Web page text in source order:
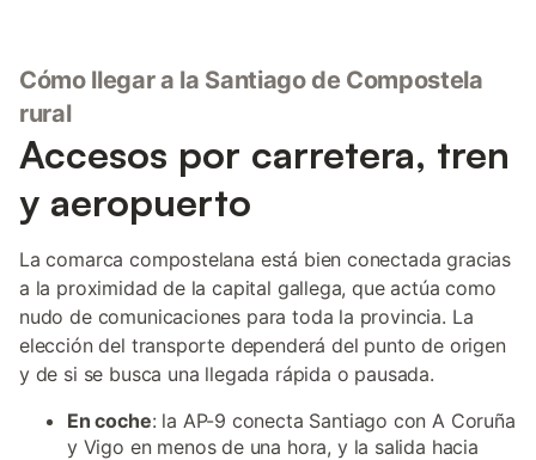
Cómo llegar a la Santiago de Compostela
rural
Accesos por carretera, tren
y aeropuerto
La comarca compostelana está bien conectada gracias
a la proximidad de la capital gallega, que actúa como
nudo de comunicaciones para toda la provincia. La
elección del transporte dependerá del punto de origen
y de si se busca una llegada rápida o pausada.
En coche: la AP-9 conecta Santiago con A Coruña
y Vigo en menos de una hora, y la salida hacia